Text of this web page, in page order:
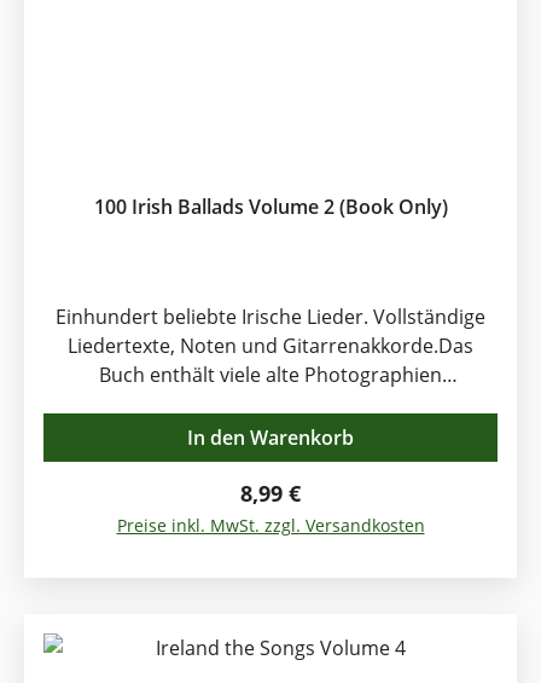
100 Irish Ballads Volume 2 (Book Only)
Einhundert beliebte Irische Lieder. Vollständige
Liedertexte, Noten und Gitarrenakkorde.Das
Buch enthält viele alte Photographien
Zeiten. Die Sammlung umfasst beliebte Titel wie
Sally Gardens, Cockles and Mussels,
Carrickfergus, Wild Rover, Whiskey in the Jar, Cliffs
of Doneen, Spanish Lady, Black Velvet Band....
Regulärer Preis:
8,99 €
Preise inkl. MwSt. zzgl. Versandkosten
In den Warenkorb